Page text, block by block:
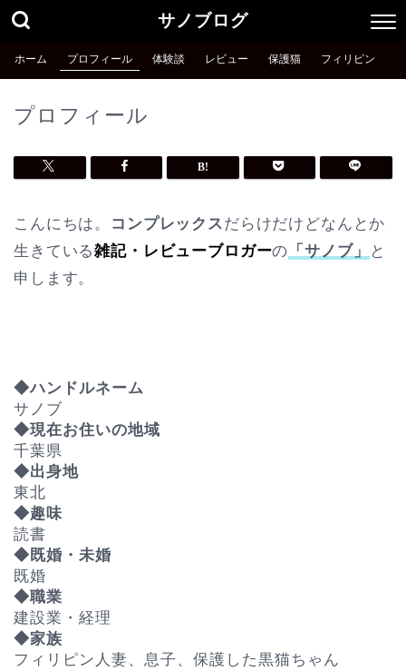
サノブログ
ホーム プロフィール 体験談 レビュー 保護猫 フィリピン
プロフィール
こんにちは。 コンプレックスだらけだけどなんとか
生きている雑記・レビューブロガーの 「サノブ」
と
申します。
◆ハンドルネーム
サノブ
◆現在お住いの地域
千葉県
◆出身地
東北
◆趣味
読書
◆既婚・未婚
既婚
◆職業
建設業・経理
◆家族
フィリピン人妻、息子、保護した黒猫ちゃん